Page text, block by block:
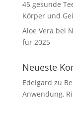
45 gesunde
Körper und
Aloe Vera bei
für 2025
Neueste
Edelgard zu
Anwendung,